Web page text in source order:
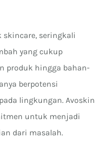
seringkali
yang cukup
produk hingga bahan-
berpotensi
lingkungan. Avoskin
untuk menjadi
dari masalah.